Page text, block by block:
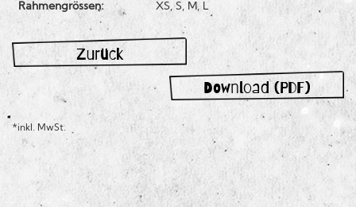
Rahmengrössen: XS, S, M, L
Zurück
Download (PDF)
*inkl. MwSt.